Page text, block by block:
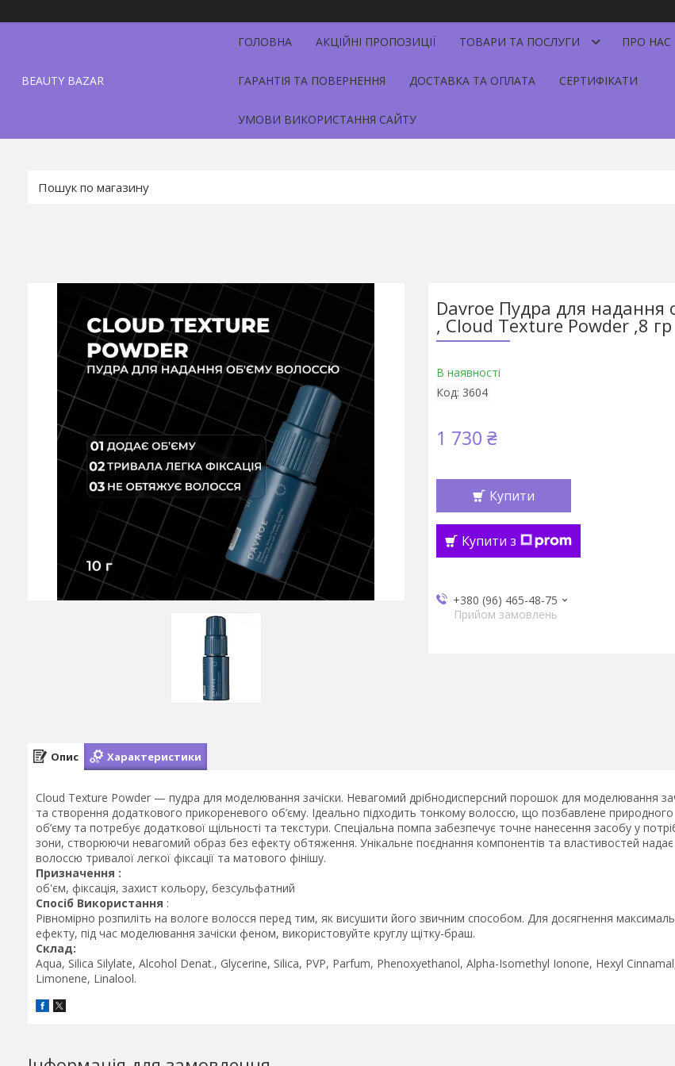
BEAUTY BAZAR
ГОЛОВНА АКЦІЙНІ ПРОПОЗИЦІЇ ТОВАРИ ТА ПОСЛУГИ ПРО НАС
ГАРАНТІЯ ТА ПОВЕРНЕННЯ ДОСТАВКА ТА ОПЛАТА СЕРТИФІКАТИ
УМОВИ ВИКОРИСТАННЯ САЙТУ
Davroe Пудра для надання
, Cloud Texture Powder ,8 гр
В наявності
Код: 3604
1 730 ₴
Купити
Купити з
+380 (96) 465-48-75
Прийом замовлень
Опис Характеристики
Cloud Texture Powder — пудра для моделювання зачіски. Невагомий дрібнодисперсний порошок для моделювання
та створення додаткового прикореневого об’єму. Ідеально підходить тонкому волоссю, що позбавлене природного
об’єму та потребує додаткової щільності та текстури. Спеціальна помпа забезпечує точне нанесення засобу у
зони, створюючи невагомий образ без ефекту обтяження. Унікальне поєднання компонентів та властивостей надає
волоссю тривалої легкої фіксації та матового фінішу.
Призначення :
об'єм, фіксація, захист кольору, безсульфатний
Спосіб Використання :
Рівномірно розпиліть на вологе волосся перед тим, як висушити його звичним способом. Для досягнення
ефекту, під час моделювання зачіски феном, використовуйте круглу щітку-браш.
Склад:
Aqua, Silica Silylate, Alcohol Denat., Glycerine, Silica, PVP, Parfum, Phenoxyethanol, Alpha-Isomethyl Ionone, Hexyl
Limonene, Linalool.